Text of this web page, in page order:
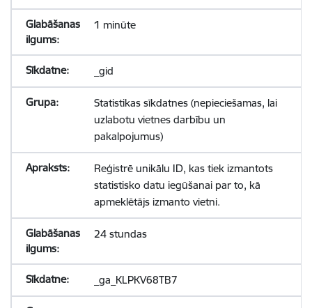
1 minūte
_gid
Statistikas sīkdatnes (nepieciešamas, lai
uzlabotu vietnes darbību un
pakalpojumus)
Reģistrē unikālu ID, kas tiek izmantots
statistisko datu iegūšanai par to, kā
apmeklētājs izmanto vietni.
24 stundas
_ga_KLPKV68TB7